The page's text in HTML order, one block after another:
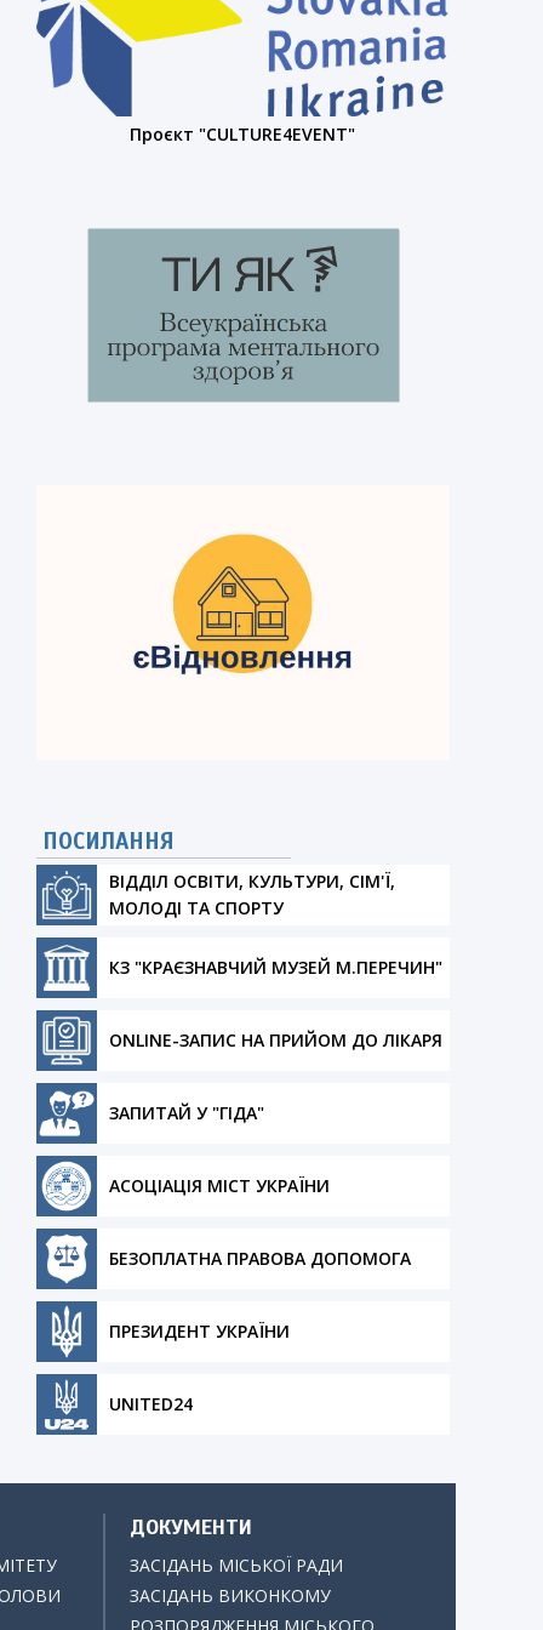
Проєкт "CULTURE4EVENT"
ПОСИЛАННЯ
ВІДДІЛ ОСВІТИ, КУЛЬТУРИ, СІМ'Ї,
МОЛОДІ ТА СПОРТУ
КЗ "КРАЄЗНАВЧИЙ МУЗЕЙ М.ПЕРЕЧИН"
ONLINE-ЗАПИС НА ПРИЙОМ ДО ЛІКАРЯ
ЗАПИТАЙ У "ГІДА"
АСОЦІАЦІЯ МІСТ УКРАЇНИ
БЕЗОПЛАТНА ПРАВОВА ДОПОМОГА
ПРЕЗИДЕНТ УКРАЇНИ
UNITED24
ДОКУМЕНТИ
ЗАСІДАНЬ МІСЬКОЇ РАДИ
ЗАСІДАНЬ ВИКОНКОМУ